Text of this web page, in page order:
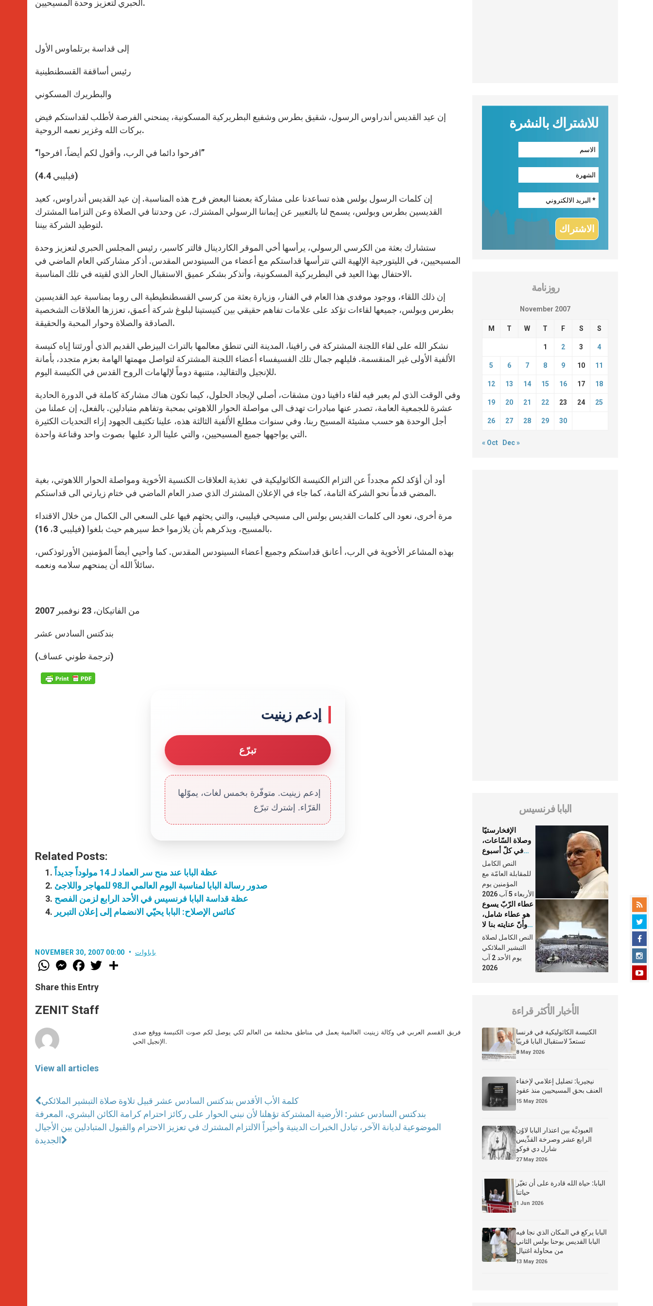
الحبري لتعزيز وحدة المسيحيين.
إلى قداسة برتلماوس الأول
رئيس أساقفة القسطنطينية
والبطريرك المسكوني
إن عيد القديس أندراوس الرسول، شقيق بطرس وشفيع البطريركية المسكونية، يمنحني الفرصة لأطلب لقداستكم فيض
بركات الله وغزير نعمه الروحية.
“افرحوا دائما في الرب، وأقول لكم أيضاً، افرحوا”
(فيليبي 4،4)
إن كلمات الرسول بولس هذه تساعدنا على مشاركة بعضنا البعض فرح هذه المناسبة. إن عيد القديس أندراوس، كعيد
القديسين بطرس وبولس، يسمح لنا بالتعبير عن إيماننا الرسولي المشترك، عن وحدتنا في الصلاة وعن التزامنا المشترك
لتوطيد الشركة بيننا.
ستشارك بعثة من الكرسي الرسولي، يرأسها أخي الموقر الكاردينال فالتر كاسبر، رئيس المجلس الحبري لتعزيز وحدة
المسيحيين، في الليتورجية الإلهية التي تترأسها قداستكم مع أعضاء من السينودس المقدس. أذكر مشاركتي العام الماضي في
الاحتفال بهذا العيد في البطريركية المسكونية، وأتذكر بشكر عميق الاستقبال الحار الذي لقيته في تلك المناسبة.
إن ذلك اللقاء، ووجود موفدي هذا العام في الفنار، وزيارة بعثة من كرسي القسطنطيطية الى روما بمناسبة عيد القديسين
بطرس وبولس، جميعها لقاءات تؤكد على علامات تفاهم حقيقي بين كنيستينا لبلوغ شركة أعمق، تعززها العلاقات الشخصية
الصادقة والصلاة وحوار المحبة والحقيقة.
نشكر الله على لقاء اللجنة المشتركة في رافينا، المدينة التي تنطق معالمها بالتراث البيزطي القديم الذي أورثتنا إياه كنيسة
الألفية الأولى غير المنقسمة. فليلهم جمال تلك الفسيفساء أعضاء اللجنة المشتركة لتواصل مهمتها الهامة بعزم متجدد، بأمانة
للإنجيل والتقاليد، متنبهة دوماً لإلهامات الروح القدس في الكنيسة اليوم.
وفي الوقت الذي لم يعبر فيه لقاء دافينا دون مشقات، أصلي لإيجاد الحلول، كيما تكون هناك مشاركة كاملة في الدورة الحادية
عشرة للجمعية العامة، تصدر عنها مبادرات تهدف الى مواصلة الحوار اللاهوتي بمحبة وتفاهم متبادلين. بالفعل، إن عملنا من
أجل الوحدة هو حسب مشيئة المسيح ربنا. وفي سنوات مطلع الألفية الثالثة هذه، علينا تكثيف الجهود إزاء التحديات الكثيرة
التي يواجهها جميع المسيحيين، والتي علينا الرد عليها بصوت واحد وقناعة واحدة.
أود أن أؤكد لكم مجدداً عن التزام الكنيسة الكاثوليكية في تغذية العلاقات الكنسية الأخوية ومواصلة الحوار اللاهوتي، بغية
المضي قدماً نحو الشركة التامة، كما جاء في الإعلان المشترك الذي صدر العام الماضي في ختام زيارتي الى قداستكم.
مرة أخرى، نعود الى كلمات القديس بولس الى مسيحي فيليبي، والتي يحثهم فيها على السعي الى الكمال من خلال الاقتداء
بالمسيح، ويذكرهم بأن يلازموا خط سيرهم حيث بلغوا (فيليبي 3، 16).
بهذه المشاعر الأخوية في الرب، أعانق قداستكم وجميع أعضاء السينودس المقدس. كما وأحيي أيضاً المؤمنين الأورثوذكس،
سائلاً الله أن يمنحهم سلامه ونعمه.
من الفاتيكان، 23 نوفمبر 2007
بندكتس السادس عشر
(ترجمة طوني عساف)
إدعم زينيت
تبرّع
إدعم زينيت. متوفّرة بخمس لغات، يموّلها
القرّاء. إشترك تبرّع
Related Posts:
عظة البابا عند منح سر العماد لـ 14 مولوداً جديداً
صدور رسالة البابا لمناسبة اليوم العالمي الـ98 للمهاجر واللاجئ
عظة قداسة البابا فرنسيس في الأحد الرابع لزمن الفصح
كنائس الإصلاح: البابا يحيّي الانضمام إلى إعلان التبرير
NOVEMBER 30, 2007 00:00 باباوات
W
h
t
s
p
p
M
e
s
e
g
e
F
a
e
b
o
k
w
Share this Entry
ZENIT Staff
View all articles
فريق القسم العربي في وكالة زينيت العالمية يعمل في مناطق مختلفة من العالم لكي يوصل لكم صوت الكنيسة ووقع صدى
الإنجيل الحي.
كلمة الأب الأقدس بندكتس السادس عشر قبيل تلاوة صلاة التبشير الملائكي
بندكتس السادس عشر: الأرضية المشتركة تؤهلنا لأن نبني الحوار على ركائز احترام كرامة الكائن البشري، المعرفة
الموضوعية لديانة الآخر، تبادل الخبرات الدينية وأخيراً الالتزام المشترك في تعزيز الاحترام والقبول المتبادلين بين الأجيال
الجديدة
للاشتراك بالنشرة
روزنامة
November 2007
M T W T F S S
1 2 3 4
5 6 7 8 9 10 11
12 13 14 15 16 17 18
19 20 21 22 23 24 25
26 27 28 29 30
« Oct Dec »
البابا فرنسيس
الإفخارستيّا
وصلاة السّاعات،
في كلّ أسبوع
وكلّ يوم، هما
النَّفَس في حياة
الكنيسة
النص الكامل
للمقابلة العامّة مع
المؤمنين يوم
الأربعاء 5 آب 2026
عطاء الرّبّ يسوع
هو عطاء شامل،
وأنّ عنايته بنا لا
تغيب عنّا أبدًا
النص الكامل لصلاة
التبشير الملائكي
يوم الأحد 2 آب
2026
الأخبار الأكثر قراءة
الكنيسة الكاثوليكية في فرنسا
تستعدّ لاستقبال البابا قريبًا
8 May 2026
نيجيريا: تضليل إعلامي لإخفاء
العنف بحق المسيحيين منذ عقود
15 May 2026
العبوديَّة بين اعتذار البابا لاوُن
الرابع عشر وصرخة القدِّيس
شارل دي فوكو
27 May 2026
البابا: حياة الله قادرة على أن تغيّر
حياتنا
1 Jun 2026
البابا يركع في المكان الذي نجا فيه
البابا القديس يوحنا بولس الثاني
من محاولة اغتيال
13 May 2026